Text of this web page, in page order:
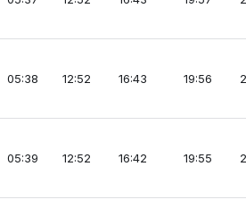
05:38 12:52 16:43 19:56
05:39 12:52 16:42 19:55